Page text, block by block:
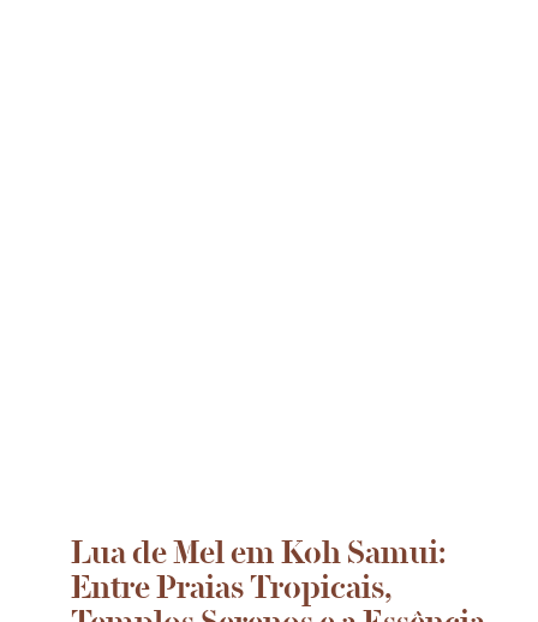
Lua de Mel em Koh Samui:
Entre Praias Tropicais,